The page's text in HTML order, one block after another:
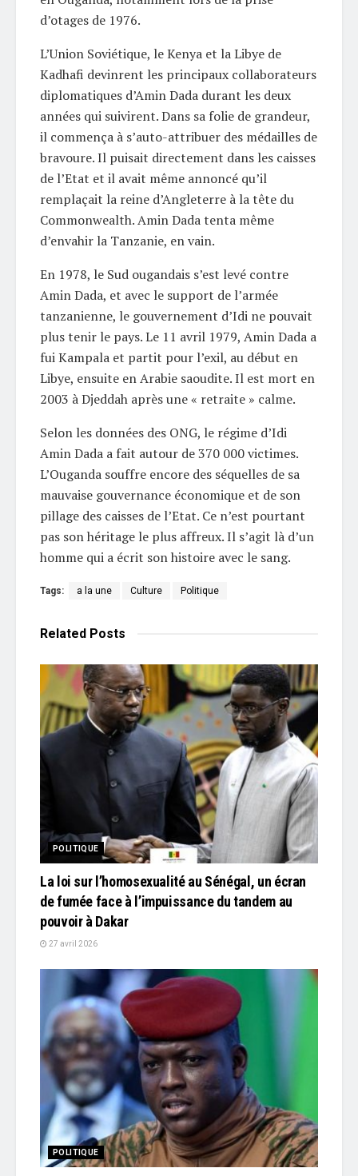
d’otages de 1976.
L’Union Soviétique, le Kenya et la Libye de
Kadhafi devinrent les principaux collaborateurs
diplomatiques d’Amin Dada durant les deux
années qui suivirent. Dans sa folie de grandeur,
il commença à s’auto-attribuer des médailles de
bravoure. Il puisait directement dans les caisses
de l’Etat et il avait même annoncé qu’il
remplaçait la reine d’Angleterre à la tête du
Commonwealth. Amin Dada tenta même
d’envahir la Tanzanie, en vain.
En 1978, le Sud ougandais s’est levé contre
Amin Dada, et avec le support de l’armée
tanzanienne, le gouvernement d’Idi ne pouvait
plus tenir le pays. Le 11 avril 1979, Amin Dada a
fui Kampala et partit pour l’exil, au début en
Libye, ensuite en Arabie saoudite. Il est mort en
2003 à Djeddah après une « retraite » calme.
Selon les données des ONG, le régime d’Idi
Amin Dada a fait autour de 370 000 victimes.
L’Ouganda souffre encore des séquelles de sa
mauvaise gouvernance économique et de son
pillage des caisses de l’Etat. Ce n’est pourtant
pas son héritage le plus affreux. Il s’agit là d’un
homme qui a écrit son histoire avec le sang.
Tags: a la une Culture Politique
Related Posts
POLITIQUE
La loi sur l’homosexualité au Sénégal, un écran
de fumée face à l’impuissance du tandem au
pouvoir à Dakar
27 avril 2026
POLITIQUE